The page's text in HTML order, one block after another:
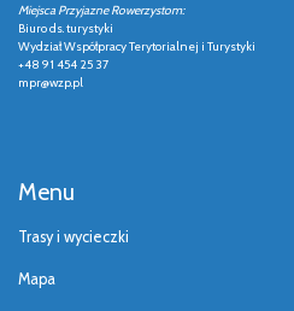
Miejsca Przyjazne Rowerzystom:
Biuro ds. turystyki
Wydział Współpracy Terytorialnej i Turystyki
+48 91 454 25 37
mpr@wzp.pl
Menu
Trasy i wycieczki
Mapa